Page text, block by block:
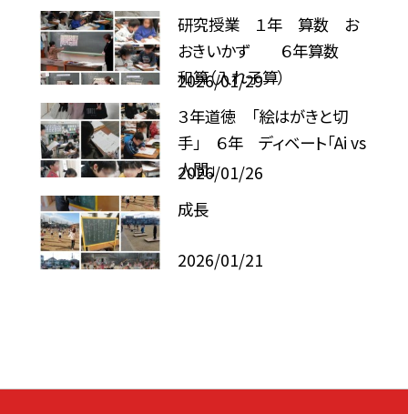
研究授業 １年 算数 お
おきいかず ６年算数
和算（入れ子算）
2026/01/29
３年道徳 「絵はがきと切
手」 ６年 ディベート「Ai vs
人間」
2026/01/26
成長
2026/01/21